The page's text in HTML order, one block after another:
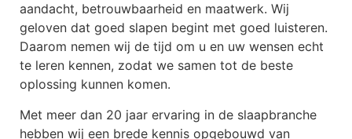
aandacht, betrouwbaarheid en maatwerk. Wij
geloven dat goed slapen begint met goed luisteren.
Daarom nemen wij de tijd om u en uw wensen echt
te leren kennen, zodat we samen tot de beste
oplossing kunnen komen.
Met meer dan 20 jaar ervaring in de slaapbranche
hebben wij een brede kennis opgebouwd van